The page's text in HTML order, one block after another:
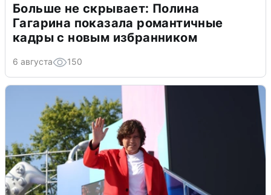
Больше не скрывает: Полина
Гагарина показала романтичные
кадры с новым избранником
6 августа 150